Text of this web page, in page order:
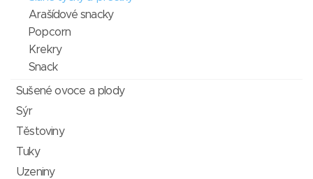
Arašídové snacky
Popcorn
Krekry
Snack
Sušené ovoce a plody
Sýr
Těstoviny
Tuky
Uzeniny